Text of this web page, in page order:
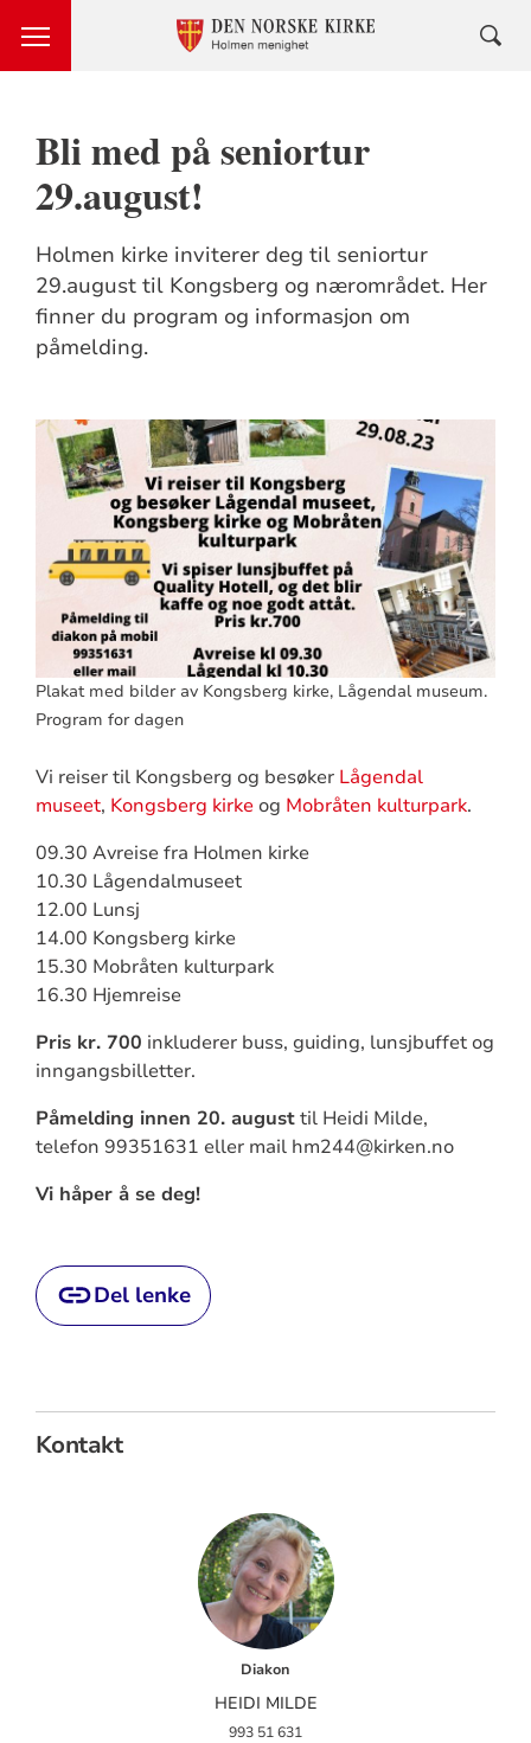
Bli med på seniortur
29.august!
Holmen kirke inviterer deg til seniortur
29.august til Kongsberg og nærområdet. Her
finner du program og informasjon om
påmelding.
Plakat med bilder av Kongsberg kirke, Lågendal museum.
Program for dagen
Vi reiser til Kongsberg og besøker Lågendal
museet, Kongsberg kirkeog Mobråten kulturpark.
09.30 Avreise fra Holmen kirke
10.30 Lågendalmuseet
12.00 Lunsj
14.00 Kongsberg kirke
15.30 Mobråten kulturpark
16.30 Hjemreise
Pris kr. 700 inkluderer buss, guiding, lunsjbuffet og
inngangsbilletter.
Påmelding innen 20. augusttil Heidi Milde,
telefon 99351631 eller mail hm244@kirken.no
Vi håper å se deg!
Del lenke
Kontakt
Diakon
HEIDI MILDE
993 51 631